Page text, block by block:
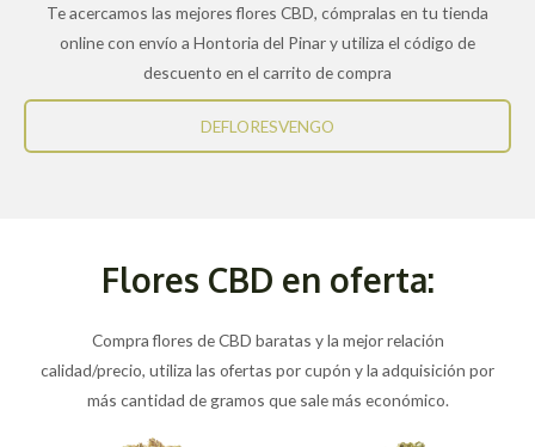
Te acercamos las mejores flores CBD, cómpralas en tu tienda
online con envío a Hontoria del Pinar y utiliza el código de
descuento en el carrito de compra
DEFLORESVENGO
Flores CBD en oferta:
Compra flores de CBD baratas y la mejor relación
calidad/precio, utiliza las ofertas por cupón y la adquisición por
más cantidad de gramos que sale más económico.